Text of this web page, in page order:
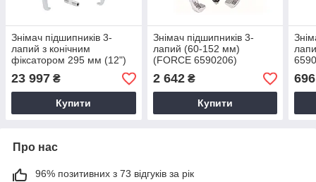
Знімач підшипників 3-
лапий з конічним
фіксатором 295 мм (12")
(FORCE 6590312)
23 997 ₴
Купити
Знімач підшипників 3-
лапий (60-152 мм)
(FORCE 6590206)
2 642₴
Купити
696
Про нас
96% позитивних з 73 відгуків за рік